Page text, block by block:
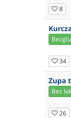
8
34
Zupa
Bez
26